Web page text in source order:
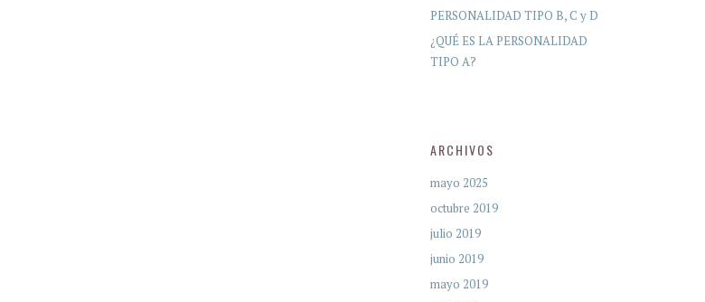
PERSONALIDAD TIPO B, C y D
¿QUÉ ES LA PERSONALIDAD
TIPO A?
ARCHIVOS
mayo 2025
octubre 2019
julio 2019
junio 2019
mayo 2019